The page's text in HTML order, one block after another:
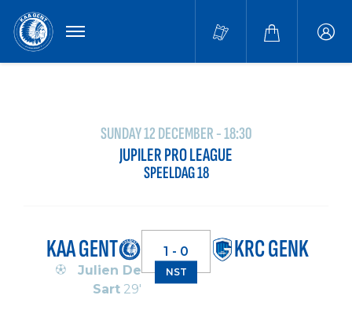
MENU
SUNDAY 12 DECEMBER - 18:30
JUPILER PRO LEAGUE
SPEELDAG 18
KAA GENT
Julien De
Sart 29'
1 - 0
NST
KRC GENK